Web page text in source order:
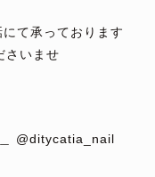
て承っております
さいませ
＿ @ditycatia_nail